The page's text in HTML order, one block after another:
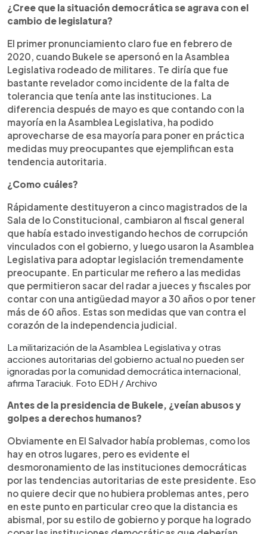
¿Cree que la situación democrática se agrava con el
cambio de legislatura?
El primer pronunciamiento claro fue en febrero de
2020, cuando Bukele se apersonó en la Asamblea
Legislativa rodeado de militares. Te diría que fue
bastante revelador como incidente de la falta de
tolerancia que tenía ante las instituciones. La
diferencia después de mayo es que contando con la
mayoría en la Asamblea Legislativa, ha podido
aprovecharse de esa mayoría para poner en práctica
medidas muy preocupantes que ejemplifican esta
tendencia autoritaria.
¿Como cuáles?
Rápidamente destituyeron a cinco magistrados de la
Sala de lo Constitucional, cambiaron al fiscal general
que había estado investigando hechos de corrupción
vinculados con el gobierno, y luego usaron la Asamblea
Legislativa para adoptar legislación tremendamente
preocupante. En particular me refiero a las medidas
que permitieron sacar del radar a jueces y fiscales por
contar con una antigüedad mayor a 30 años o por tener
más de 60 años. Estas son medidas que van contra el
corazón de la independencia judicial.
La militarización de la Asamblea Legislativa y otras
acciones autoritarias del gobierno actual no pueden ser
ignoradas por la comunidad democrática internacional,
afirma Taraciuk. Foto EDH / Archivo
Antes de la presidencia de Bukele, ¿veían abusos y
golpes a derechos humanos?
Obviamente en El Salvador había problemas, como los
hay en otros lugares, pero es evidente el
desmoronamiento de las instituciones democráticas
por las tendencias autoritarias de este presidente. Eso
no quiere decir que no hubiera problemas antes, pero
en este punto en particular creo que la distancia es
abismal, por su estilo de gobierno y porque ha logrado